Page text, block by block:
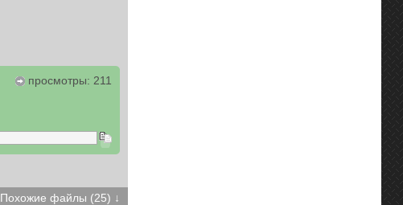
просмотры: 211
Похожие файлы (25) ↓